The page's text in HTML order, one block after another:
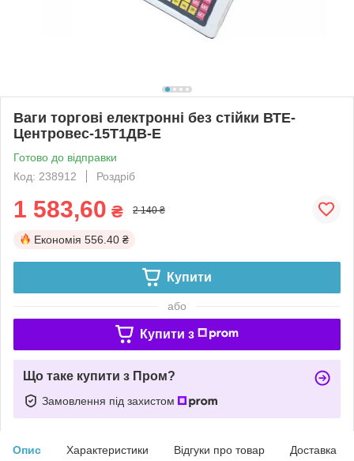
Ваги торгові електронні без стійки ВТЕ-
Центровес-15Т1ДВ-Е
Готово до відправки
Код: 238912
Роздріб
1 583,60 ₴ 2 140 ₴
Економія 556.40 ₴
Купити
або
Купити з
Що таке купити з Пром?
Замовлення під захистом
Опис Характеристики Відгуки про товар Доставка